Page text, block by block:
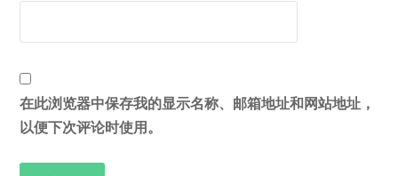
在此浏览器中保存我的显示名称、邮箱地址和网站地址，
以便下次评论时使用。